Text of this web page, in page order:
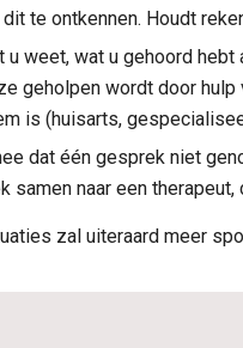
te ontkennen. Houdt
u weet, wat u gehoord
geholpen wordt door
is (huisarts,
dat één gesprek niet
samen naar een therapeut,
zal uiteraard meer